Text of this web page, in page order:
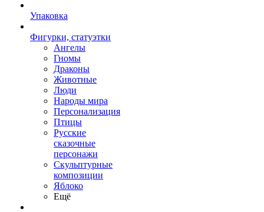
Упаковка
Фигурки, статуэтки
Ангелы
Гномы
Драконы
Животные
Люди
Народы мира
Персонализация
Птицы
Русские
сказочные
персонажи
Скульптурные
композиции
Яблоко
Ещё